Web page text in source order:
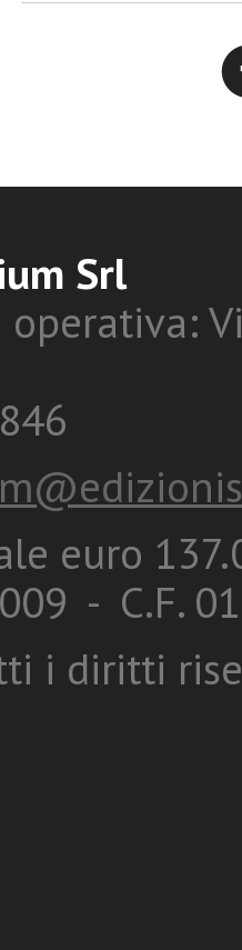
Srl
euro
- C.F.
i diritti